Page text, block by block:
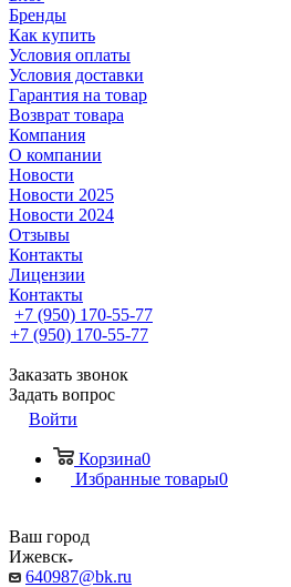
Бренды
Как купить
Условия оплаты
Условия доставки
Гарантия на товар
Возврат товара
Компания
О компании
Новости
Новости 2025
Новости 2024
Отзывы
Контакты
Лицензии
Контакты
+7 (950) 170-55-77
+7 (950) 170-55-77
Заказать звонок
Задать вопрос
Войти
Корзина0
Избранные товары0
Ваш город
Ижевск
640987@bk.ru